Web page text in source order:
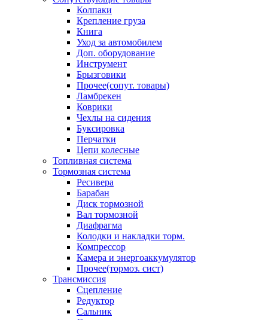
Колпаки
Крепление груза
Книга
Уход за автомобилем
Доп. оборудование
Инструмент
Брызговики
Прочее(сопут. товары)
Ламбрекен
Коврики
Чехлы на сидения
Буксировка
Перчатки
Цепи колесные
Топливная система
Тормозная система
Ресивера
Барабан
Диск тормозной
Вал тормозной
Диафрагма
Колодки и накладки торм.
Компрессор
Камера и энергоаккумулятор
Прочее(тормоз. сист)
Трансмиссия
Сцепление
Редуктор
Сальник